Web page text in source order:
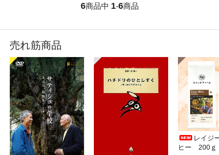
6商品中 1-6商品
売れ筋商品
レイジ
ヒー 200ｇ